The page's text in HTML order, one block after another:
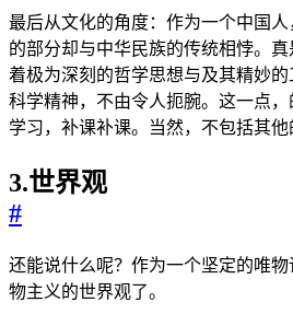
最后从文化的角度：作为一个中国
的部分却与中华民族的传统相悖。
着极为深刻的哲学思想与及其精妙
科学精神，不由令人扼腕。这一点
学习，补课补课。当然，不包括其他
3.世界观
#
还能说什么呢？作为一个坚定的唯
物主义的世界观了。